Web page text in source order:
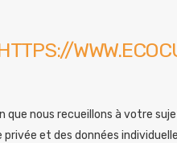
nous recueillons à votre
et des données